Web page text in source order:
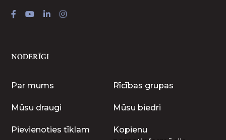
NODERĪGI
Par mums Rīcības grupas
Mūsu draugi Mūsu biedri
Pievienoties tīklam
Kopienu